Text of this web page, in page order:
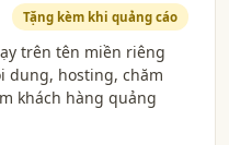
Tặng kèm khi quảng cáo
trên tên miền riêng
dung, hosting, chăm
khách hàng quảng